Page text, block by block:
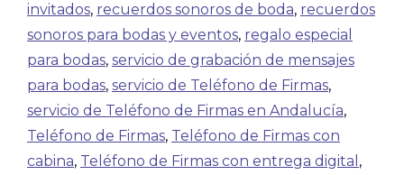
invitados, recuerdos sonoros de boda, recuerdos
sonoros para bodas y eventos, regalo especial
para bodas, servicio de grabación de mensajes
para bodas, servicio de Teléfono de Firmas,
servicio de Teléfono de Firmas en Andalucía,
Teléfono de Firmas, Teléfono de Firmas con
cabina, Teléfono de Firmas con entrega digital ,